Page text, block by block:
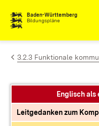
Zum Inhalt
Baden-Württemberg
Bildungspläne
3.2.3 Funktionale
Englisch als
Leitgedanken zum